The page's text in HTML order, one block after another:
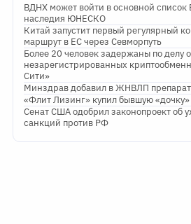
ВДНХ может войти в основной список
наследия ЮНЕСКО
Китай запустит первый регулярный
маршрут в ЕС через Севморпуть
Более 20 человек задержаны по делу о
незарегистрированных
Сити»
Минздрав добавил в ЖНВЛП препарат
«Флит Лизинг» купил бывшую
Сенат США одобрил законопроект об
санкций против РФ